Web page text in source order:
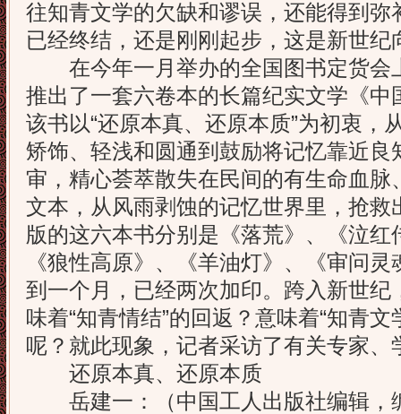
往知青文学的欠缺和谬误，还能得到弥
已经终结，还是刚刚起步，这是新世纪
在今年一月举办的全国图书定货会
推出了一套六卷本的长篇纪实文学《中
该书以“还原本真、还原本质”为初衷，
矫饰、轻浅和圆通到鼓励将记忆靠近良
审，精心荟萃散失在民间的有生命血
文本，从风雨剥蚀的记忆世界里，抢救
版的这六本书分别是《落荒》、《泣红
《狼性高原》、《羊油灯》、《审问
到一个月，已经两次加印。跨入新世纪
味着“知青情结”的回返？意味着“知青
呢？就此现象，记者采访了有关专家、
还原本真、还原本质
岳建一：（中国工人出版社编辑，